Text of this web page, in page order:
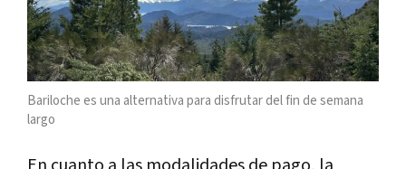
Bariloche es una alternativa para disfrutar del fin de semana
largo